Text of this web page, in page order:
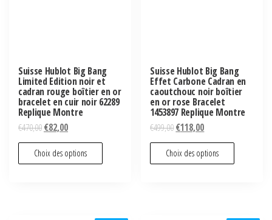
Suisse Hublot Big Bang
Limited Edition noir et
cadran rouge boîtier en or
bracelet en cuir noir 62289
Replique Montre
€470,00€82,00
Choix des options
Suisse Hublot Big Bang
Effet Carbone Cadran en
caoutchouc noir boîtier
en or rose Bracelet
1453897 Replique Montre
€499,00€118,00
Choix des options